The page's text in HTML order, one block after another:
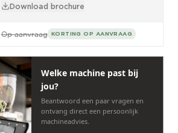
Download brochure
Op aanvraag KORTING OP AANVRAAG
Welke machine past bij
jou?
Beantwoord een paar vragen en
ontvang direct een persoonlijk
machineadvies.